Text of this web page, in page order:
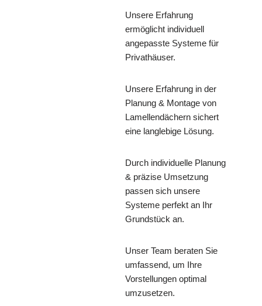
Unsere Erfahrung
ermöglicht individuell
angepasste Systeme für
Privathäuser.
Unsere Erfahrung in der
Planung & Montage von
Lamellendächern sichert
eine langlebige Lösung.
Durch individuelle Planung
& präzise Umsetzung
passen sich unsere
Systeme perfekt an Ihr
Grundstück an.
Unser Team beraten Sie
umfassend, um Ihre
Vorstellungen optimal
umzusetzen.